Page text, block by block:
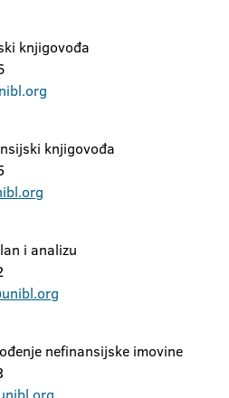
knjigovođa
knjigovođa
i analizu
nefinansijske imovine